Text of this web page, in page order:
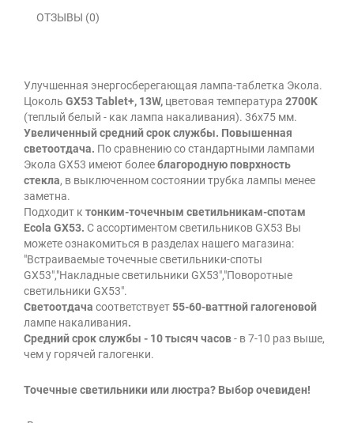
ОТЗЫВЫ (0)
Улучшенная энергосберегающая лампа-таблетка Экола.
Цоколь GX53 Tablet+, 13W, цветовая температура 2700K
(теплый белый - как лампа накаливания). 36х75 мм.
Увеличенный средний срок службы. Повышенная
светоотдача. По сравнению со стандартными лампами
Экола GX53 имеют болееблагородную поврхность
стекла, в выключенном состоянии трубка лампы менее
заметна.
Подходит к тонким-точечным светильникам-спотам
Ecola GX53. С ассортиментом светильников GX53 Вы
можете ознакомиться в разделах нашего магазина:
"Встраиваемые точечные светильники-споты
GX53","Накладные светильники GX53","Поворотные
светильники GX53".
Светоотдача соответствует55-60-ваттной галогеновой
лампе накаливания.
Средний срок службы - 10 тысяч часов- в 7-10 раз выше,
чем у горячей галогенки.
Точечные светильники или люстра? Выбор очевиден!